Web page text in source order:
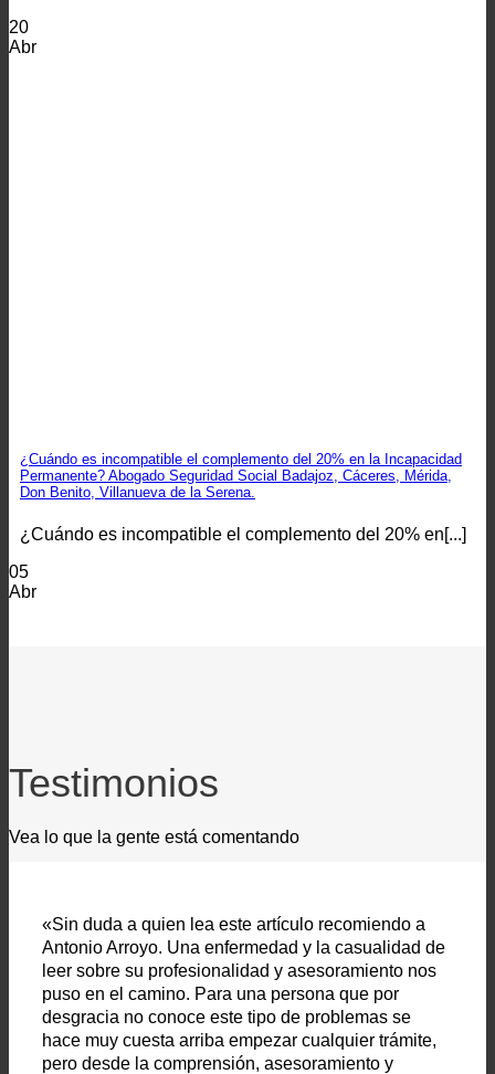
20
Abr
¿Cuándo es incompatible el complemento del 20% en la Incapacidad
Permanente? Abogado Seguridad Social Badajoz, Cáceres, Mérida,
Don Benito, Villanueva de la Serena.
¿Cuándo es incompatible el complemento del 20% en[...]
05
Abr
Testimonios
Vea lo que la gente está comentando
«Sin duda a quien lea este artículo recomiendo a
Antonio Arroyo. Una enfermedad y la casualidad de
leer sobre su profesionalidad y asesoramiento nos
puso en el camino. Para una persona que por
desgracia no conoce este tipo de problemas se
hace muy cuesta arriba empezar cualquier trámite,
pero desde la comprensión, asesoramiento y